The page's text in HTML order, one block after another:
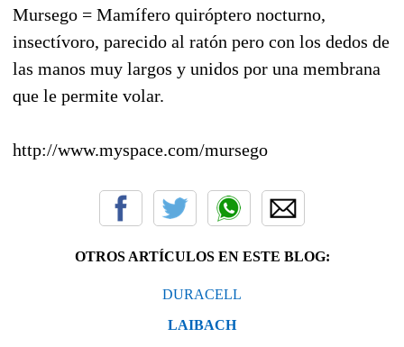
Mursego = Mamífero quiróptero nocturno,
insectívoro, parecido al ratón pero con los dedos de
las manos muy largos y unidos por una membrana
que le permite volar.
http://www.myspace.com/mursego
OTROS ARTÍCULOS EN ESTE BLOG:
DURACELL
LAIBACH